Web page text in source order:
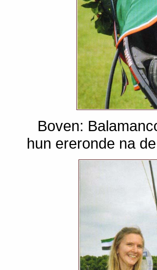
Boven:
hun ereronde na